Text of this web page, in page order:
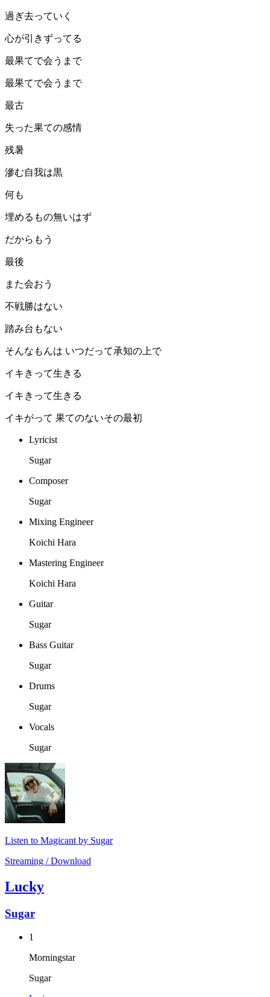
過ぎ去っていく
心が引きずってる
最果てで会うまで
最果てで会うまで
最古
失った果ての感情
残暑
滲む自我は黒
何も
埋めるもの無いはず
だからもう
最後
また会おう
不戦勝はない
踏み台もない
そんなもんは いつだって承知の上で
イキきって生きる
イキきって生きる
イキがって 果てのないその最初
Lyricist
Sugar
Composer
Sugar
Mixing Engineer
Koichi Hara
Mastering Engineer
Koichi Hara
Guitar
Sugar
Bass Guitar
Sugar
Drums
Sugar
Vocals
Sugar
Listen to Magicant by Sugar
Streaming / Download
Lucky
Sugar
1
Morningstar
Sugar